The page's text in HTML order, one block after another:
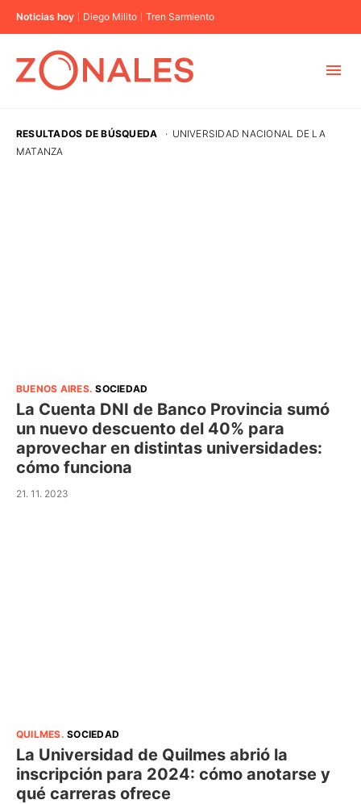
Noticias hoy Diego Milito Tren Sarmiento
RESULTADOS DE BÚSQUEDA · UNIVERSIDAD NACIONAL DE LA
MATANZA
BUENOS AIRES.SOCIEDAD
La Cuenta DNI de Banco Provincia sumó
un nuevo descuento del 40% para
aprovechar en distintas universidades:
cómo funciona
21. 11. 2023
QUILMES.SOCIEDAD
La Universidad de Quilmes abrió la
inscripción para 2024: cómo anotarse y
qué carreras ofrece